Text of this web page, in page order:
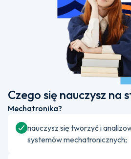
Czego się nauczysz na
Mechatronika?
nauczysz się tworzyć i
systemów mechatronicznych;